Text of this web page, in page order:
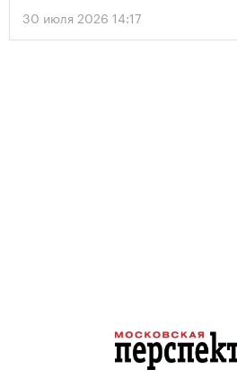
30 июля 2026 14:17